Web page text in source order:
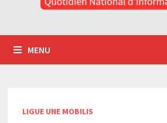
MENU
LIGUE UNE MOBILIS